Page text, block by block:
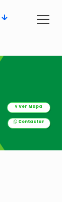
Contactar
Ver Mapa